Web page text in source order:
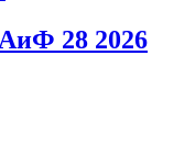
28 2026